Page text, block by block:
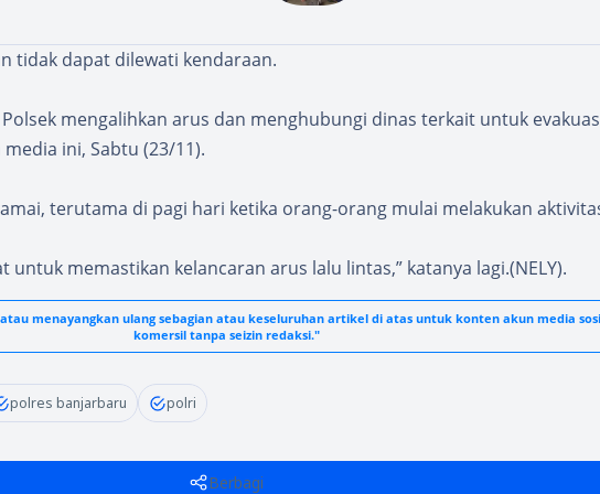
tidak dapat dilewati kendaraan.
mengalihkan arus dan menghubungi dinas terkait untuk
ini, Sabtu (23/11).
terutama di pagi hari ketika orang-orang mulai melakukan
untuk memastikan kelancaran arus lalu lintas,” katanya lagi.(NELY).
menayangkan ulang sebagian atau keseluruhan artikel di atas untuk konten akun media
komersil tanpa seizin redaksi."
polres banjarbaru polri
Berbagi